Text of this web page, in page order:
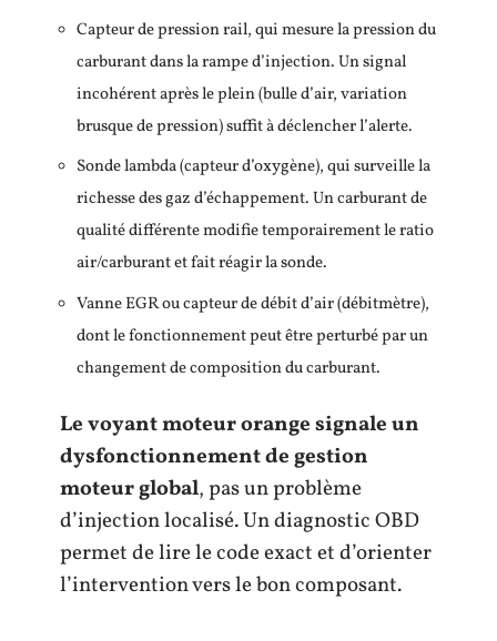
Capteur de pression rail, qui mesure la pression du
carburant dans la rampe d’injection. Un signal
incohérent après le plein (bulle d’air, variation
brusque de pression) suffit à déclencher l’alerte.
Sonde lambda (capteur d’oxygène), qui surveille la
richesse des gaz d’échappement. Un carburant de
qualité différente modifie temporairement le ratio
air/carburant et fait réagir la sonde.
Vanne EGR ou capteur de débit d’air (débitmètre),
dont le fonctionnement peut être perturbé par un
changement de composition du carburant.
Le voyant moteur orange signale un
dysfonctionnement de gestion
moteur global, pas un problème
d’injection localisé. Un diagnostic OBD
permet de lire le code exact et d’orienter
l’intervention vers le bon composant.